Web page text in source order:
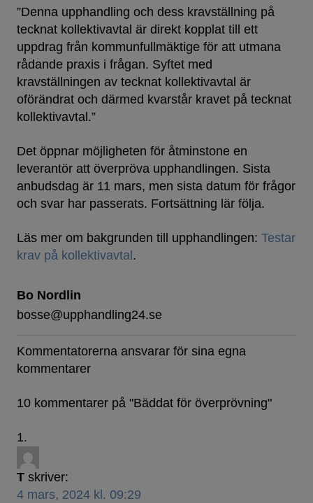
”Denna upphandling och dess kravställning på
tecknat kollektivavtal är direkt kopplat till ett
uppdrag från kommunfullmäktige för att utmana
rådande praxis i frågan. Syftet med
kravställningen av tecknat kollektivavtal är
oförändrat och därmed kvarstår kravet på tecknat
kollektivavtal.”
Det öppnar möjligheten för åtminstone en
leverantör att överpröva upphandlingen. Sista
anbudsdag är 11 mars, men sista datum för frågor
och svar har passerats. Fortsättning lär följa.
Läs mer om bakgrunden till upphandlingen: Testar
krav på kollektivavtal .
Bo Nordlin
bosse@upphandling24.se
Kommentatorerna ansvarar för sina egna
kommentarer
10 kommentarer på "Bäddat för överprövning"
T skriver:
4 mars, 2024 kl. 09:29